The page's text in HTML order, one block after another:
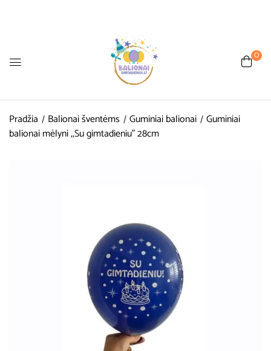
0
Pradžia Balionai šventėms Guminiai balionai Guminiai
balionai mėlyni ,,Su gimtadieniu” 28cm